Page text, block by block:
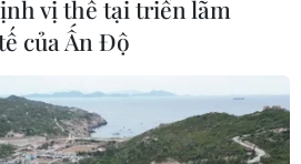
vị thế tại triển lãm
của Ấn Độ